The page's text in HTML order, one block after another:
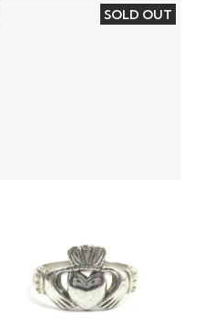
SOLD OUT